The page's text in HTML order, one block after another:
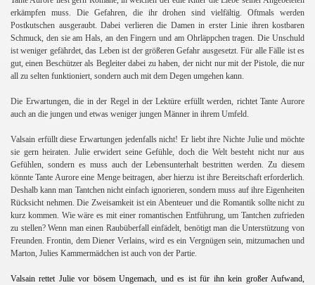
erkämpfen muss. Die Gefahren, die ihr drohen sind vielfältig. Oftmals werden
Postkutschen ausgeraubt. Dabei verlieren die Damen in erster Linie ihren kostbaren
Schmuck, den sie am Hals, an den Fingern und am Ohrläppchen tragen. Die Unschuld
ist weniger gefährdet, das Leben ist der größeren Gefahr ausgesetzt. Für alle Fälle ist es
gut, einen Beschützer als Begleiter dabei zu haben, der nicht nur mit der Pistole, die nur
all zu selten funktioniert, sondern auch mit dem Degen umgehen kann.
Die Erwartungen, die in der Regel in der Lektüre erfüllt werden, richtet Tante Aurore
auch an die jungen und etwas weniger jungen Männer in ihrem Umfeld.
Valsain erfüllt diese Erwartungen jedenfalls nicht! Er liebt ihre Nichte Julie und möchte
sie gern heiraten. Julie erwidert seine Gefühle, doch die Welt besteht nicht nur aus
Gefühlen, sondern es muss auch der Lebensunterhalt bestritten werden. Zu diesem
könnte Tante Aurore eine Menge beitragen, aber hierzu ist ihre Bereitschaft erforderlich.
Deshalb kann man Tantchen nicht einfach ignorieren, sondern muss auf ihre Eigenheiten
Rücksicht nehmen. Die Zweisamkeit ist ein Abenteuer und die Romantik sollte nicht zu
kurz kommen. Wie wäre es mit einer romantischen Entführung, um Tantchen zufrieden
zu stellen? Wenn man einen Raubüberfall einfädelt, benötigt man die Unterstützung von
Freunden. Frontin, dem Diener Verlains, wird es ein Vergnügen sein, mitzumachen und
Marton, Julies Kammermädchen ist auch von der Partie.
Valsain rettet Julie vor bösem Ungemach, und es ist für ihn kein großer Aufwand,